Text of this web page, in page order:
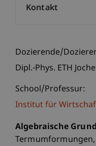
Dozierende/
Dipl.-Phys. ETH
School/Professur:
Institut für
Algebraische
Kontakt